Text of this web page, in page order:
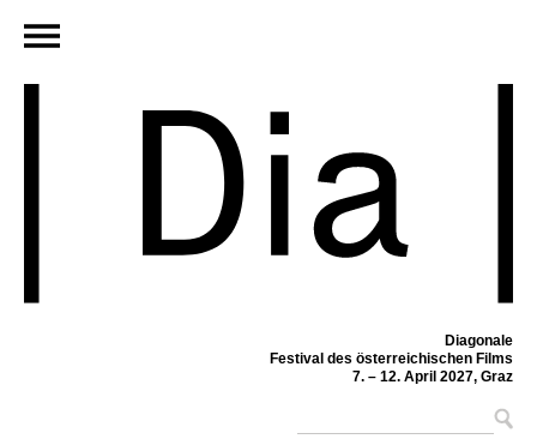
Diagonale
Festival des österreichischen Films
7. – 12. April 2027, Graz